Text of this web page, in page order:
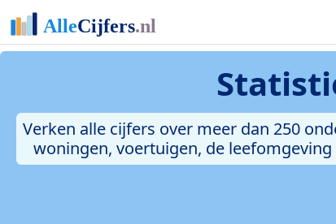
Verken alle cijfers over meer dan 250
woningen, voertuigen, de